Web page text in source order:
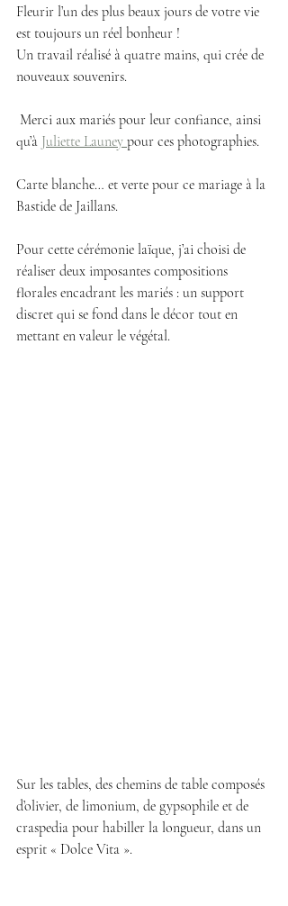
Fleurir l’un des plus beaux jours de votre vie
est toujours un réel bonheur !
Un travail réalisé à quatre mains, qui crée de
nouveaux souvenirs.
qu’à Juliette Launey pour ces photographies.
Carte blanche… et verte pour ce mariage à la
Bastide de Jaillans.
Pour cette cérémonie laïque, j’ai choisi de
réaliser deux imposantes compositions
florales encadrant les mariés : un support
discret qui se fond dans le décor tout en
mettant en valeur le végétal.
Sur les tables, des chemins de table composés
d’olivier, de limonium, de gypsophile et de
craspedia pour habiller la longueur, dans un
esprit « Dolce Vita ».